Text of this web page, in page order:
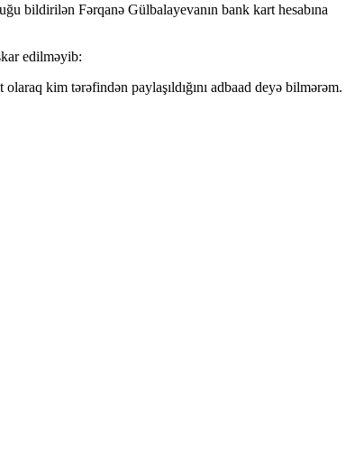
bildirilən Fərqanə Gülbalayevanın bank kart hesabına
edilməyib:
kim tərəfindən paylaşıldığını adbaad deyə bilmərəm.